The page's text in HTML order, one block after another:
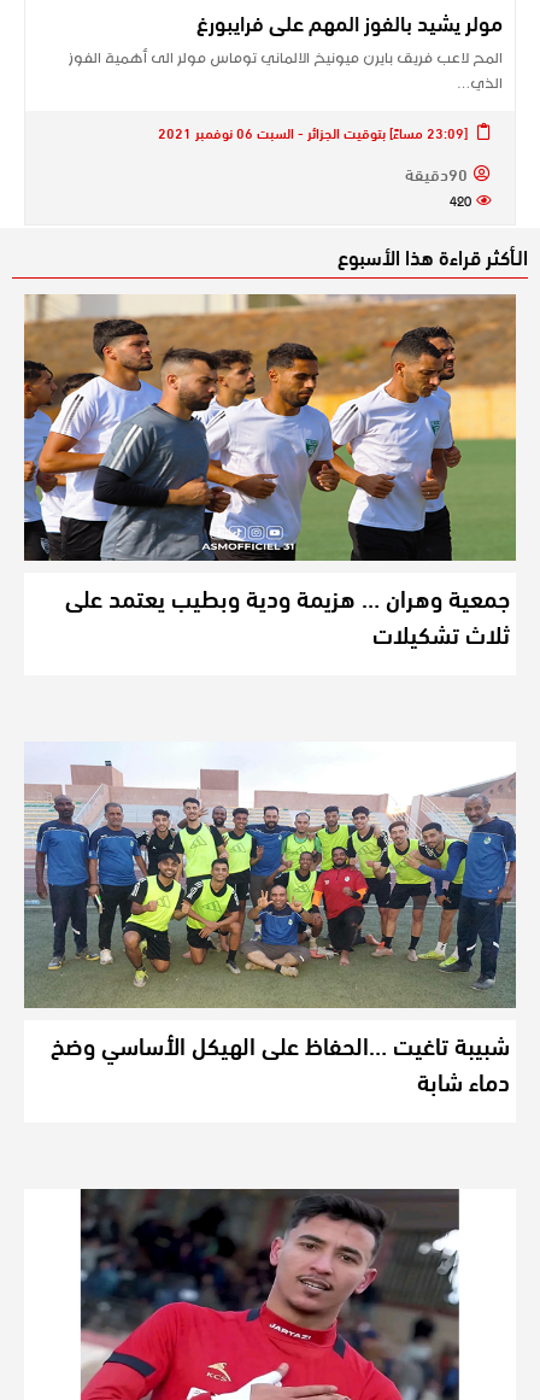
مولر يشيد بالفوز المهم على فرايبورغ
المح لاعب فريق ​بايرن ميونيخ​ الالماني ​توماس مولر​ الى أهمية الفوز
الذي…
[23:09 مساءً] بتوقيت الجزائر - السبت 06 نوفمبر 2021
90دقيقة
420
الـأكثر قراءة هذا الأسبوع
جمعية وهران … هزيمة ودية وبطيب يعتمد على
ثلاث تشكيلات
شبيبة تاغيت …الحفاظ على الهيكل الأساسي وضخ
دماء شابة